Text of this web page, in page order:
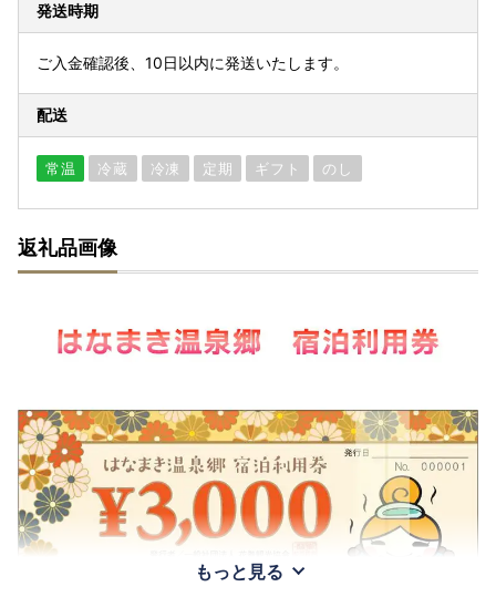
発送時期
ご入金確認後、10日以内に発送いたします。
配送
常温 冷蔵 冷凍 定期 ギフト のし
返礼品画像
もっと見る